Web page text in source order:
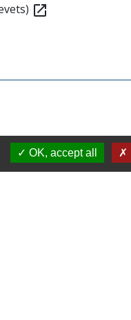
open_in_new
OK, accept all